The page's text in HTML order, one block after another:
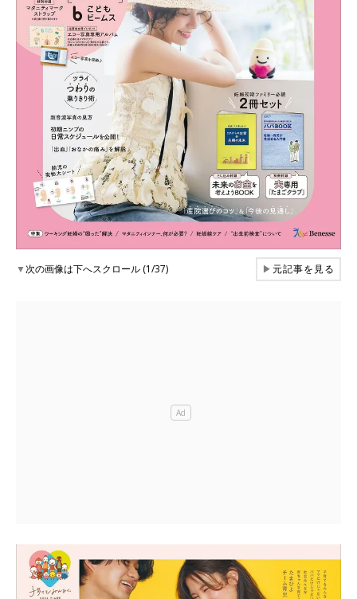
▼次の画像は下へスクロール (1/37) ▶元記事を見る